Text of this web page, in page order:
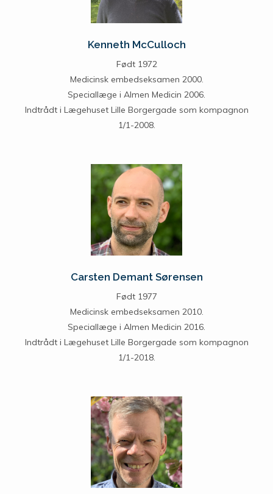
Kenneth McCulloch
Født 1972
Medicinsk embedseksamen 2000.
Speciallæge i Almen Medicin 2006.
Indtrådt i Lægehuset Lille Borgergade som kompagnon
1/1-2008.
Carsten Demant Sørensen
Født 1977
Medicinsk embedseksamen 2010.
Speciallæge i Almen Medicin 2016.
Indtrådt i Lægehuset Lille Borgergade som kompagnon
1/1-2018.